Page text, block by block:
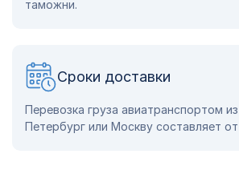
таможни.
Сроки доставки
Перевозка груза авиатранспортом
Петербург или Москву составляет